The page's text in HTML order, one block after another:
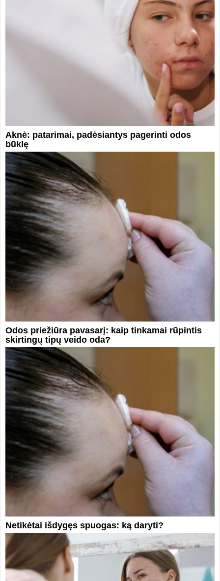
Aknė: patarimai, padėsiantys pagerinti odos
būklę
Odos priežiūra pavasarį: kaip tinkamai rūpintis
skirtingų tipų veido oda?
Netikėtai išdygęs spuogas: ką daryti?